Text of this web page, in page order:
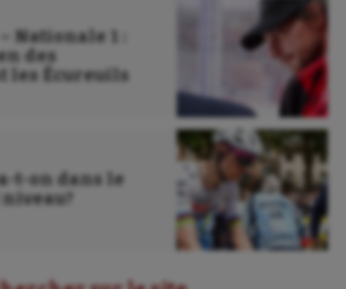
/ Marche
sportif
Nationale 1 :
des
les Écureuils
t-on dans le